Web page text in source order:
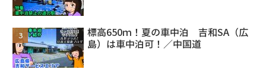
標高650ｍ！夏の車中泊 吉和SA（広
島）は車中泊可！／中国道